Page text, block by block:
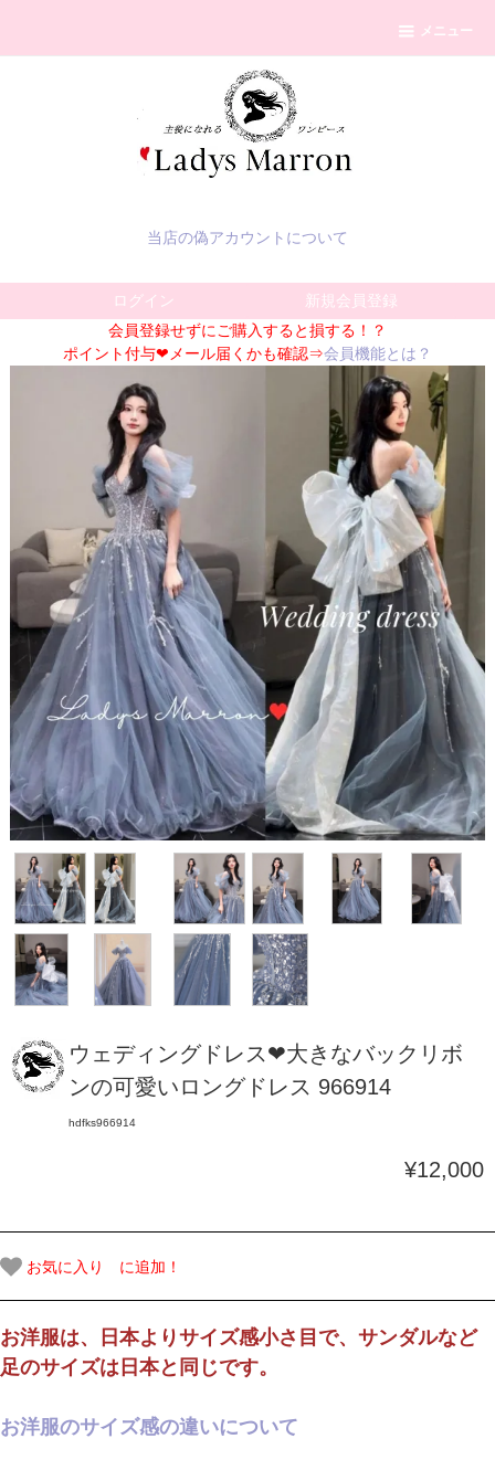
メニュー
当店の偽アカウントについて
ログイン
新規会員登録
会員登録せずにご購入すると損する！？
ポイント付与❤メール届くかも確認⇒会員機能とは？
ウェディングドレス❤大きなバックリボ
ンの可愛いロングドレス 966914
hdfks966914
¥12,000
お気に入り に追加！
お洋服は、日本よりサイズ感小さ目で、サンダルなど
足のサイズは日本と同じです。
お洋服のサイズ感の違いについて